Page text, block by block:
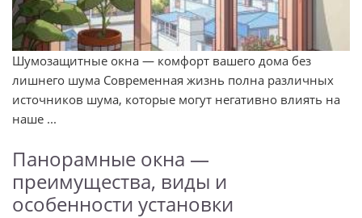
Шумозащитные окна — комфорт вашего дома без
лишнего шума Современная жизнь полна различных
источников шума, которые могут негативно влиять на
наше ...
Панорамные окна —
преимущества, виды и
особенности установки